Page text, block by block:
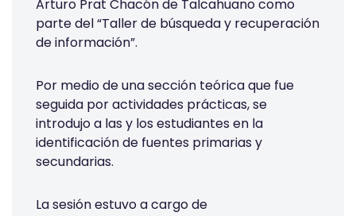
Arturo Prat Chacón de Talcahuano como
parte del “Taller de búsqueda y recuperación
de información”.
Por medio de una sección teórica que fue
seguida por actividades prácticas, se
introdujo a las y los estudiantes en la
identificación de fuentes primarias y
secundarias.
La sesión estuvo a cargo de